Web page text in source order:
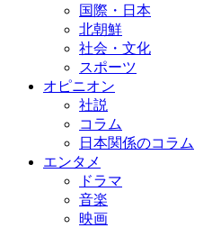
国際・日本
北朝鮮
社会・文化
スポーツ
オピニオン
社説
コラム
日本関係のコラム
エンタメ
ドラマ
音楽
映画